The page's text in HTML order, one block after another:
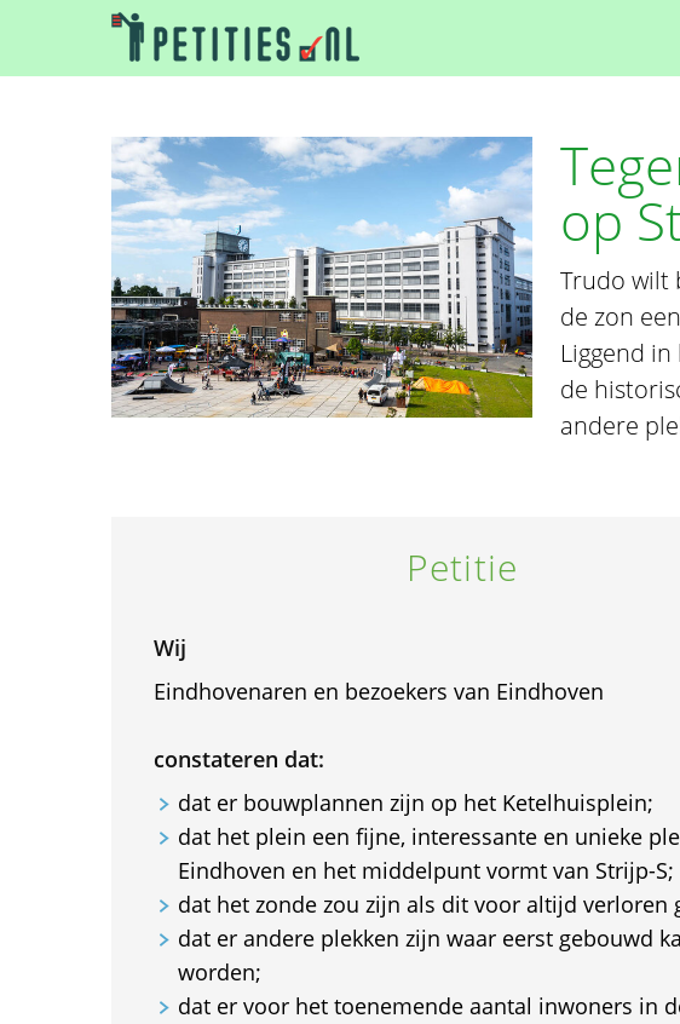
op
Trudo wilt
de zon
Liggend
de
andere
Petitie
Wij
Eindhovenaren en bezoekers van Eindhoven
constateren dat:
dat er bouwplannen zijn op het Ketelhuisplein;
dat het plein een fijne, interessante en unieke
Eindhoven en het middelpunt vormt van Strijp-S;
dat het zonde zou zijn als dit voor altijd verloren
dat er andere plekken zijn waar eerst gebouwd
worden;
dat er voor het toenemende aantal inwoners in